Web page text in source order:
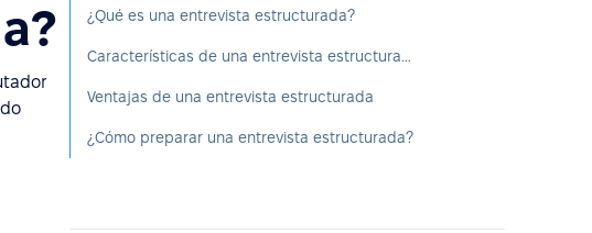
¿Qué es una entrevista estructurada?
Características de una entrevista estructurada
Ventajas de una entrevista estructurada
¿Cómo preparar una entrevista estructurada?